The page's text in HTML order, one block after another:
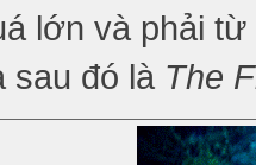
lớn và phải
sau đó là The